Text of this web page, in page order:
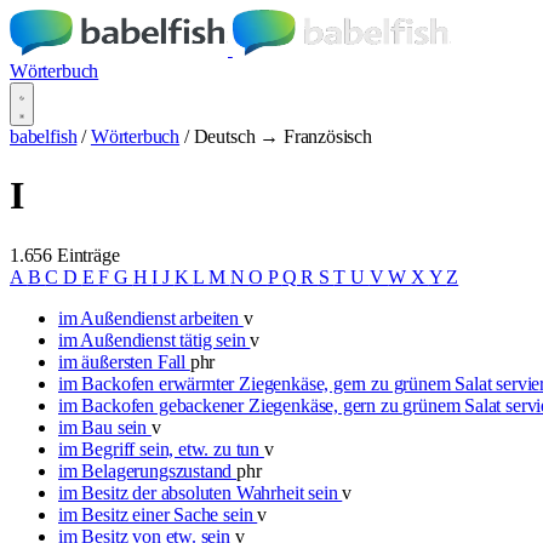
Wörterbuch
babelfish / Wörterbuch / Deutsch → Französisch
I
1.656 Einträge
A BC D EF G HI J KL M NO PQR STU VW X Y Z
im Außendienst arbeiten v
im Außendienst tätig seinv
im äußersten Fall phr
im Backofen erwärmter Ziegenkäse, gern zu grünem Salat
im Backofen gebackener Ziegenkäse, gern zu grünem Salat
im Bau sein v
im Begriff sein, etw. zu tun v
im Belagerungszustandphr
im Besitz der absoluten Wahrheit seinv
im Besitz einer Sache seinv
im Besitz von etw. sein v